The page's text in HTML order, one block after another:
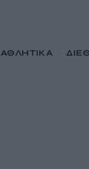
ΑΘΛΗΤΙΚΑ